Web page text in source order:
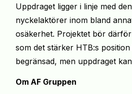
Uppdraget ligger i linje med
nyckelaktörer inom bland
osäkerhet. Projektet bör
som det stärker HTB:s
begränsad, men uppdraget
Om AF Gruppen